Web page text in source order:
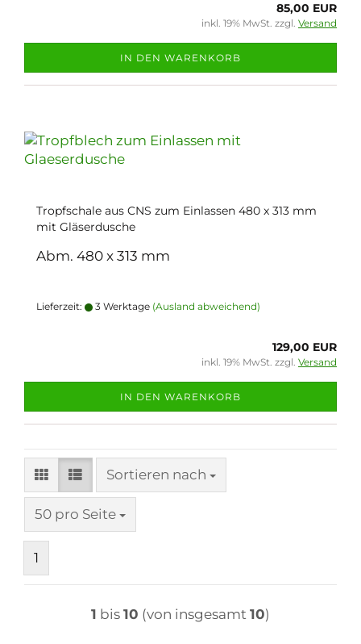
85,00 EUR
inkl. 19% MwSt. zzgl. Versand
IN DEN WARENKORB
Tropfschale aus CNS zum Einlassen 480 x 313 mm
mit Gläserdusche
Abm. 480 x 313 mm
Lieferzeit: 3 Werktage (Ausland abweichend)
129,00 EUR
inkl. 19% MwSt. zzgl. Versand
IN DEN WARENKORB
Sortieren nach
Sortieren nach
50 pro Seite
pro Seite
1
1 bis 10 (von insgesamt 10)